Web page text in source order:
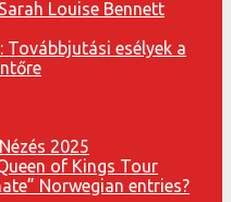
Továbbjutási esélyek a
2025
Norwegian entries?